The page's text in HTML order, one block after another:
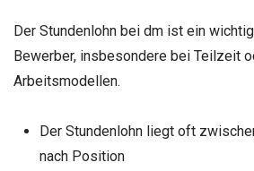
Der Stundenlohn bei dm ist ein
Bewerber, insbesondere bei Teilzeit
Arbeitsmodellen.
Der Stundenlohn liegt oft
nach Position